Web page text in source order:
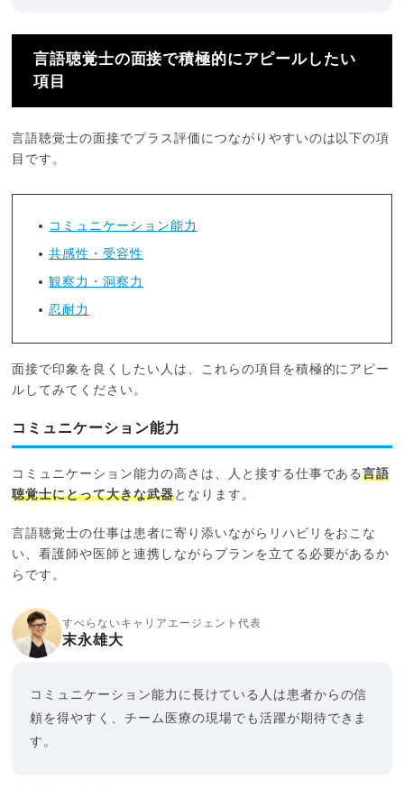
言語聴覚士の面接で積極的にアピールしたい
項目
言語聴覚士の面接でプラス評価につながりやすいのは以下の項
目です。
コミュニケーション能力
共感性・受容性
観察力・洞察力
忍耐力
面接で印象を良くしたい人は、これらの項目を積極的にアピー
ルしてみてください。
コミュニケーション能力
コミュニケーション能力の高さは、人と接する仕事である言語
聴覚士にとって大きな武器となります。
言語聴覚士の仕事は患者に寄り添いながらリハビリをおこな
い、看護師や医師と連携しながらプランを立てる必要があるか
らです。
すべらないキャリアエージェント代表
末永雄大
コミュニケーション能力に長けている人は患者からの信
頼を得やすく、チーム医療の現場でも活躍が期待できま
す。